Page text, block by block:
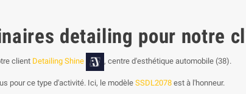
detailing pour notre
client Detailing Shine , centre d'esthétique automobile (38).
pour ce type d'activité. Ici, le modèleSSDL2078 est à l'honneur.